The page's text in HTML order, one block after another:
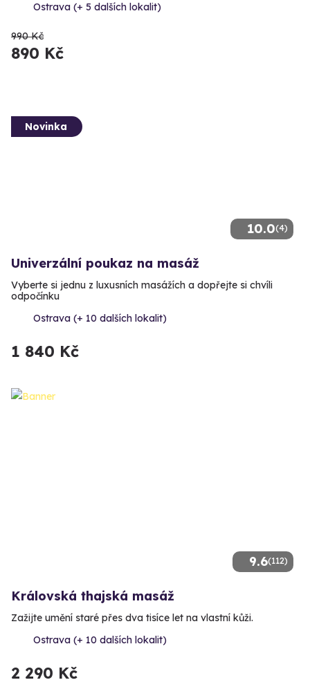
Ostrava (+ 5 dalších lokalit)
990 Kč
890 Kč
10.0(4)
Novinka
Univerzální poukaz na masáž
Vyberte si jednu z luxusních masážích a dopřejte si chvíli
odpočínku
Ostrava (+ 10 dalších lokalit)
1 840 Kč
9.6(112)
Královská thajská masáž
Zažijte umění staré přes dva tisíce let na vlastní kůži.
Ostrava (+ 10 dalších lokalit)
2 290 Kč